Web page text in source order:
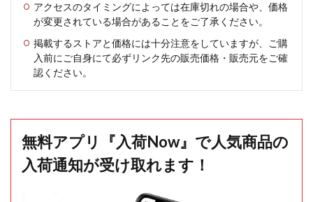
アクセスのタイミングによっては在庫切れの場合や、価格
が変更されている場合があることをご了承ください。
掲載するストアと価格には十分注意をしていますが、ご購
入前にご自身にて必ずリンク先の販売価格・販売元をご確
認ください。
無料アプリ『入荷Now』で人気商品の
入荷通知が受け取れます！